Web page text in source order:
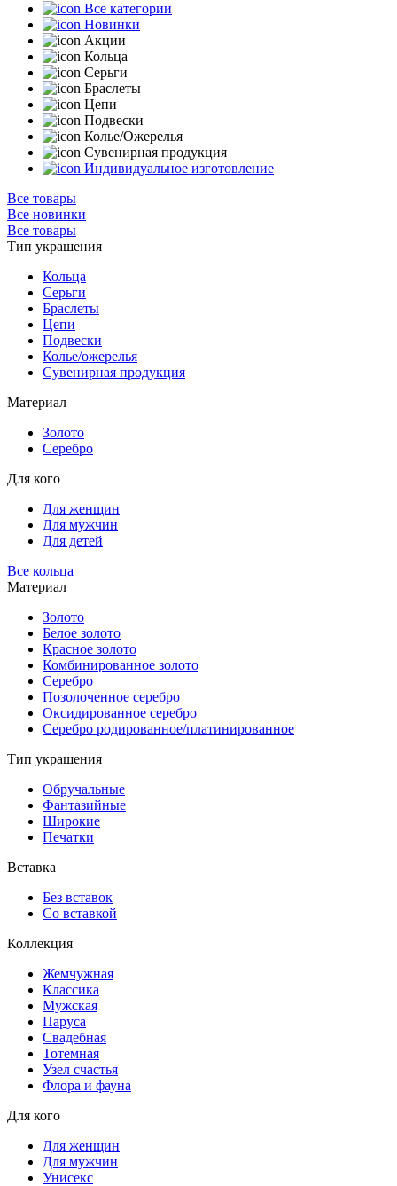
Все категории
Новинки
Акции
Кольца
Серьги
Браслеты
Цепи
Подвески
Колье/Ожерелья
Сувенирная продукция
Индивидуальное изготовление
Все товары
Все новинки
Все товары
Тип украшения
Кольца
Серьги
Браслеты
Цепи
Подвески
Колье/ожерелья
Сувенирная продукция
Материал
Золото
Серебро
Для кого
Для женщин
Для мужчин
Для детей
Все кольца
Материал
Золото
Белое золото
Красное золото
Комбинированное золото
Серебро
Позолоченное серебро
Оксидированное серебро
Серебро родированное/платинированное
Тип украшения
Обручальные
Фантазийные
Широкие
Печатки
Вставка
Без вставок
Со вставкой
Коллекция
Жемчужная
Классика
Мужская
Паруса
Свадебная
Тотемная
Узел счастья
Флора и фауна
Для кого
Для женщин
Для мужчин
Унисекс